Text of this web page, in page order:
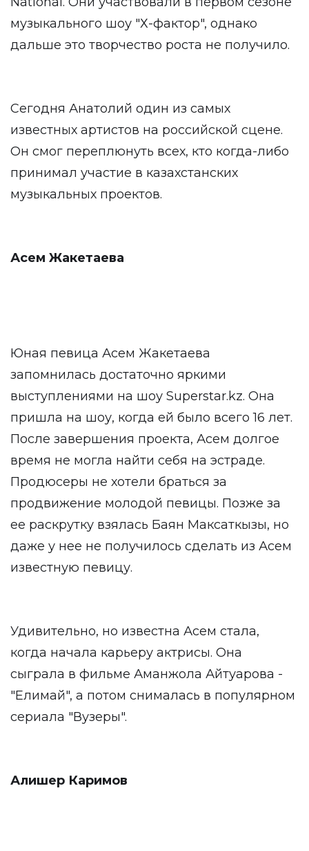
музыкального шоу "Х-фактор", однако
дальше это творчество роста не получило.
Сегодня Анатолий один из самых
известных артистов на российской сцене.
Он смог переплюнуть всех, кто когда-либо
принимал участие в казахстанских
музыкальных проектов.
Асем Жакетаева
Юная певица Асем Жакетаева
запомнилась достаточно яркими
выступлениями на шоу Superstar.kz. Она
пришла на шоу, когда ей было всего 16 лет.
После завершения проекта, Асем долгое
время не могла найти себя на эстраде.
Продюсеры не хотели браться за
продвижение молодой певицы. Позже за
ее раскрутку взялась Баян Максаткызы, но
даже у нее не получилось сделать из Асем
известную певицу.
Удивительно, но известна Асем стала,
когда начала карьеру актрисы. Она
сыграла в фильме Аманжола Айтуарова -
"Елимай", а потом снималась в популярном
сериала "Вузеры".
Алишер Каримов